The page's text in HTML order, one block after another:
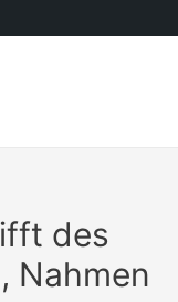
des
Nahmen